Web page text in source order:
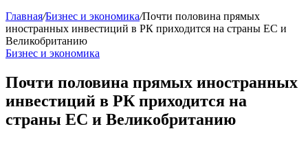
Главная/Бизнес и экономика/Почти половина прямых
иностранных инвестиций в РК приходится на страны ЕС и
Великобританию
Бизнес и экономика
Почти половина прямых иностранных
инвестиций в РК приходится на
страны ЕС и Великобританию